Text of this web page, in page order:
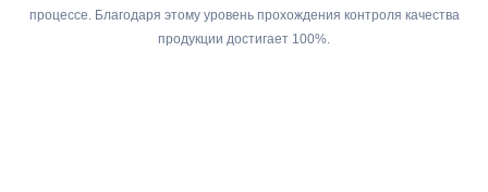
процессе. Благодаря этому уровень прохождения контроля качества
продукции достигает 100%.